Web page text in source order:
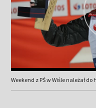
Weekend z PŚ w Wiśle należał